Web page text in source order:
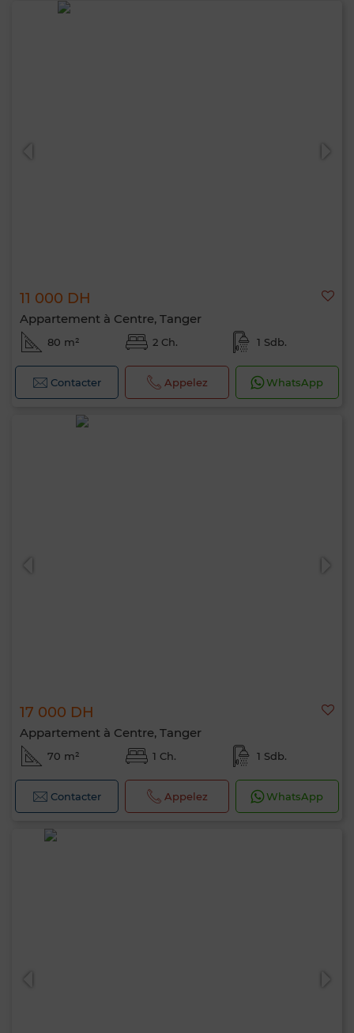
11 000 DH
Appartement à Centre, Tanger
80 m² 2 Ch. 1 Sdb.
Contacter Appelez WhatsApp
17 000 DH
Appartement à Centre, Tanger
70 m² 1 Ch. 1 Sdb.
Contacter Appelez WhatsApp